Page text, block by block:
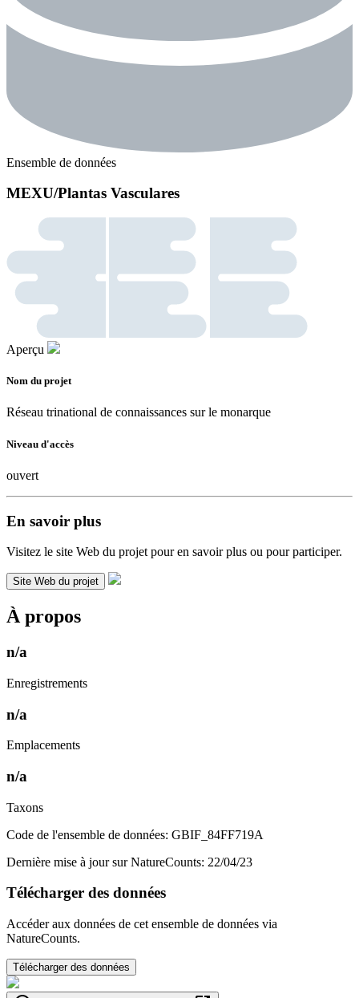
Ensemble de données
MEXU/Plantas Vasculares
Aperçu
Nom du projet
Réseau trinational de connaissances sur le monarque
Niveau d'accès
ouvert
En savoir plus
Visitez le site Web du projet pour en savoir plus ou pour participer.
Site Web du projet
À propos
n/a
Enregistrements
n/a
Emplacements
n/a
Taxons
Code de l'ensemble de données: GBIF_84FF719A
Dernière mise à jour sur NatureCounts: 22/04/23
Télécharger des données
Accéder aux données de cet ensemble de données via
NatureCounts.
Télécharger des données